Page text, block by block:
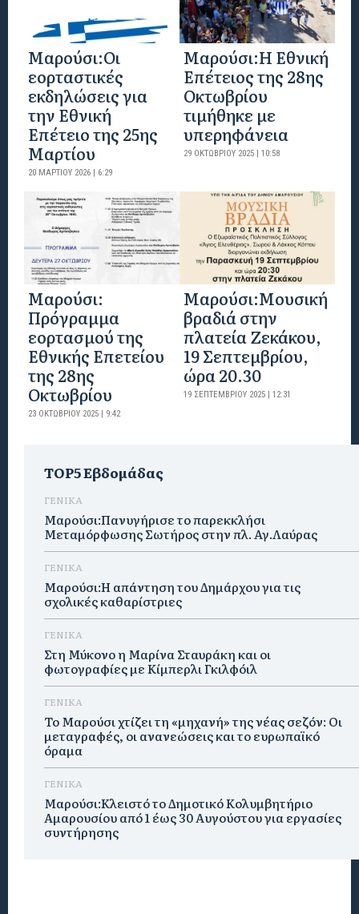
Μαρούσι:Οι
εορταστικές
εκδηλώσεις για
την Εθνική
Επέτειο της 25ης
Μαρτίου
20 ΜΑΡΤΊΟΥ 2026 | 6:29
Μαρούσι:H Εθνική
Επέτειος της 28ης
Οκτωβρίου
τιμήθηκε με
υπερηφάνεια
29 ΟΚΤΩΒΡΊΟΥ 2025 | 10:58
Μαρούσι:
Πρόγραμμα
εορτασμού της
Εθνικής Επετείου
της 28ης
Οκτωβρίου
23 ΟΚΤΩΒΡΊΟΥ 2025 | 9:42
Μαρούσι:Μουσική
βραδιά στην
πλατεία Ζεκάκου,
19 Σεπτεμβρίου,
ώρα 20.30
19 ΣΕΠΤΕΜΒΡΊΟΥ 2025 | 12:31
TOP5 Εβδομάδας
ΓΕΝΙΚΑ
Μαρούσι:Πανυγήρισε το παρεκκλήσι
Μεταμόρφωσης Σωτήρος στην πλ. Αγ.Λαύρας
ΓΕΝΙΚΑ
Μαρούσι:Η απάντηση του Δημάρχου για τις
σχολικές καθαρίστριες
ΓΕΝΙΚΑ
Στη Μύκονο η Μαρίνα Σταυράκη και οι
φωτογραφίες με Κίμπερλι Γκιλφόιλ
ΓΕΝΙΚΑ
Το Μαρούσι χτίζει τη «μηχανή» της νέας σεζόν: Οι
μεταγραφές, οι ανανεώσεις και το ευρωπαϊκό
όραμα
ΓΕΝΙΚΑ
Μαρούσι:Κλειστό το Δημοτικό Κολυμβητήριο
Αμαρουσίου από 1 έως 30 Αυγούστου για εργασίες
συντήρησης